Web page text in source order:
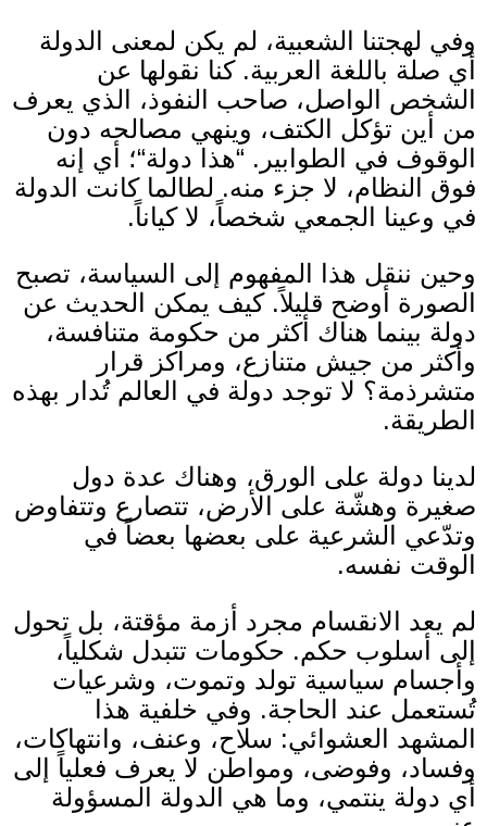
وفي لهجتنا الشعبية، لم يكن لمعنى الدولة
أي صلة باللغة العربية.كنا نقولها عن
الشخص الواصل، صاحب النفوذ، الذي يعرف
من أين تؤكل الكتف، وينهي مصالحه دون
الوقوف في الطوابير . “هذا دولة“؛ أي إنه
فوق النظام، لا جزء منه. لطالما كانت الدولة
في وعينا الجمعي شخصاً، لا كياناً.
وحين ننقل هذا المفهوم إلى السياسة، تصبح
الصورة أوضح قليلاً.كيف يمكن الحديث عن
دولة بينما هناك أكثر من حكومة متنافسة،
وأكثر من جيش متنازع، ومراكز قرار
متشرذمة؟ لا توجد دولة في العالم تُدار بهذه
الطريقة.
لدينا دولة على الورق، وهناك عدة دول
صغيرة وهشّة على الأرض، تتصارع وتتفاوض
وتدّعي الشرعية على بعضها بعضاً في
الوقت نفسه.
لم يعد الانقسام مجرد أزمة مؤقتة، بل تحول
إلى أسلوب حكم. حكومات تتبدل شكلياً،
وأجسام سياسية تولد وتموت، وشرعيات
تُستعمل عند الحاجة. وفي خلفية هذا
المشهد العشوائي: سلاح، وعنف، وانتهاكات،
وفساد، وفوضى، ومواطن لا يعرف فعلياً إلى
أي دولة ينتمي، وما هي الدولة المسؤولة